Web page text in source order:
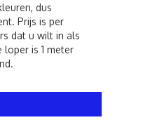
dus
Prijs is per
dat u wilt in als
loper is 1 meter